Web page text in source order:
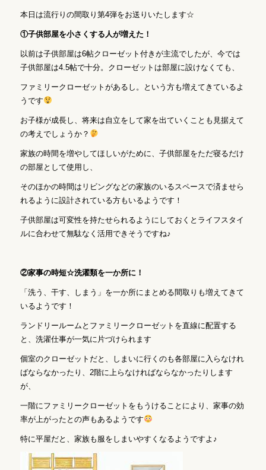
本日は流行りの間取り第4弾をお送りいたします☆
①子供部屋を小さくする人が増えた！
以前は子供部屋は6帖クローゼット付きが主流でしたが、今では
子供部屋は4.5帖で十分。クローゼットは部屋に設けなくても、
ファミリークローゼットがあるし。という方も増えてきているよ
うです
お子様が成長し、将来は自立をして家を出ていくことも見据えて
の考えでしょうか？
家族の時間を増やしてほしいがために、子供部屋をただ寝るだけ
の部屋として使用し、
そのほかの時間はリビングなどの家族のいるスペースで済ませら
れるように設計されている方もいるようです！
子供部屋は可変性を持たせられるようにしておくとライフスタイ
ルに合わせて無駄なく活用できそうですね♪
②家事の時短☆洗濯類を一か所に！
「洗う、干す、しまう」を一か所にまとめる間取りも増えてきて
いるようです！
ランドリールームとファミリークローゼットを直線に配置する
と、洗濯仕事が一気に片づけられます
個室のクローゼットだと、しまいに行くのも各部屋に入らなけれ
ばならなかったり、2階に上らなければならなかったりします
が、
一階にファミリークローゼットをもうけることにより、家事の効
率が上がったとの声もあるようです
特に平屋だと、家族も服をしまいやすくなるようですよ♪